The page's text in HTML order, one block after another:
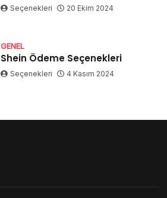
Seçenekleri 20 Ekim 2024
GENEL
Shein Ödeme Seçenekleri
Seçenekleri 4 Kasım 2024